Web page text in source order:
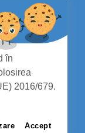
FOLLOW US
în
2016/679.
Accept